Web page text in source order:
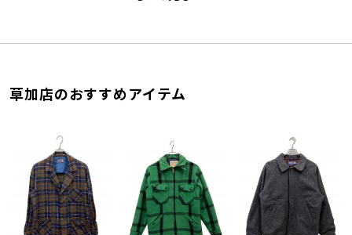
草加店のおすすめアイテム